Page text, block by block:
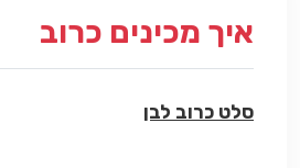
איך מכינים כרוב
סלט כרוב לבן